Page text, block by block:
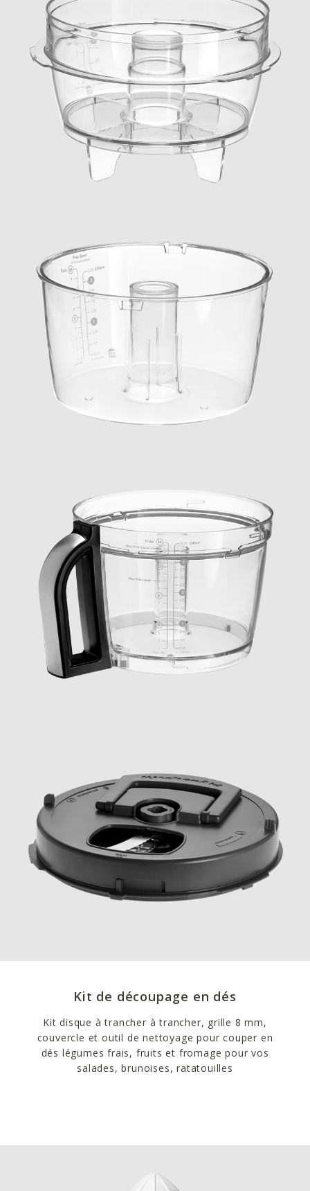
Kit de découpage en dés
Kit disque à trancher à trancher, grille 8 mm,
couvercle et outil de nettoyage pour couper en
dés légumes frais, fruits et fromage pour vos
salades, brunoises, ratatouilles